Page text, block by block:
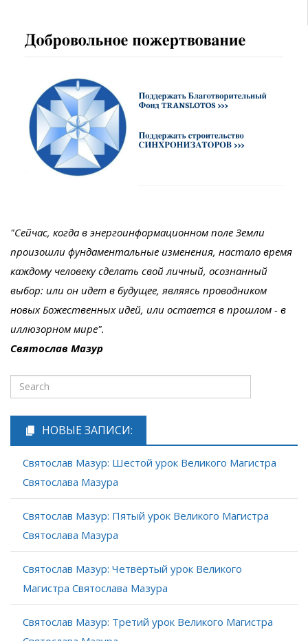
"Сейчас, когда в энергоинформационном поле Земли
произошли фундаментальные изменения, настало время
каждому человеку сделать свой личный, осознанный
выбор: или он идет в будущее, являясь проводником
новых Божественных идей, или остается в прошлом - в
иллюзорном мире".
Святослав Мазур
НОВЫЕ ЗАПИСИ:
Святослав Мазур: Шестой урок Великого Магистра
Святослава Мазура
Святослав Мазур: Пятый урок Великого Магистра
Святослава Мазура
Святослав Мазур: Четвёртый урок Великого
Магистра Святослава Мазура
Святослав Мазур: Третий урок Великого Магистра